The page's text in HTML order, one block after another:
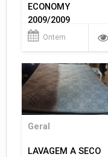
ECONOMY
2009/2009
Ontem
Geral
LAVAGEM A SECO